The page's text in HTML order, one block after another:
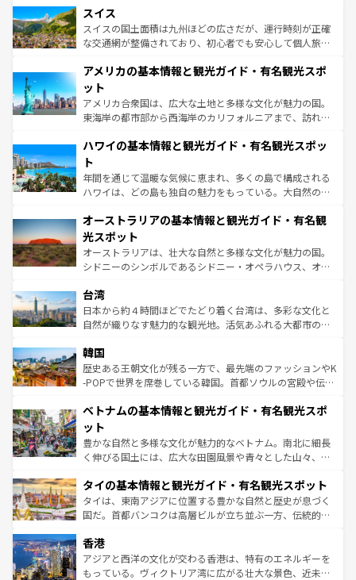
を参照してほしい。
は、お酒好きな人にはぜひ体験してほしい。 なお、新着の
ドイツ情報はコンテンツ一覧を参照してほしい。
リアごとに異なる魅力がある。また、優雅なアフタヌーン
ティー、ビール好きにはたまらない英国パブ、サッカー観
戦など、本場だからこそできる体験も豊富。イギリスを旅
ンツ一覧を参照してほしい。
スイス
スイスの国土面積は九州ほどの広さだが、運行時刻が正確
な交通網が整備されており、初心者でも安心して個人旅行
の建物がそのまま残る町や、スイスならではのユニークな
博物館もあり、アルプス観光だけでなく町歩きも満喫する
ことができる。国民の所得が高いため物価も高いが、旅行
者向けの交通パス提供のサービスもあり、うまく活用すれ
着のスイス情報はコンテンツ一覧を参照してほしい。
アメリカの基本情報と観光ガイド・有名観光スポ
ット
アメリカ合衆国は、広大な土地と多様な文化が魅力の国。
東海岸の都市部から西海岸のカリフォルニアまで、訪れる
のような巨大都市は、観光、ショッピング、エンターテイ
ンメントが詰まった刺激的なスポットだ。一方、アメリカ
西部には大自然が広がり、グランドキャニオンやイエロー
ストーン国立公園といった絶景が堪能できる。さらに、南
文化が魅力。旅行者はアメリカの各地域で異なる魅力を楽
しみながら、その多様性と豊かな歴史を感じることができ
るだろう。車でのロードトリップや列車の旅も、アメリカ
ならではの贅沢な旅のスタイルだ。 なお、新着のアメリカ
情報は コンテンツ一覧 を参照してほしい。
ハワイの基本情報と観光ガイド・有名観光スポッ
ト
年間を通じて温暖な気候に恵まれ、多くの島で構成される
ハワイは、どの島も独自の魅力をもっている。大自然の神
ワイ島は見逃せない。また、定番の観光地といえばオアフ
島だが、静かな自然を求めるならマウイ島やカウアイ島が
おすすめ。エメラルドグリーンに輝く海をはじめ、豊かな
文化や歴史が息づいている。「アロハスピリット」と呼ば
人々、おいしいローカルフードやハワイアンミュージッ
ク、伝統的なフラダンスなど、すべてがハワイの魅力を彩
っている。訪れるたびに新しい発見と感動が待っているハ
はコンテンツ一覧
オーストラリアの基本情報と観光ガイド・有名観
光スポット
オーストラリアは、壮大な自然と多様な文化が魅力の国。
シドニーのシンボルであるシドニー・オペラハウス、オー
リアリーフや大陸中央部にそびえるウルル（エアーズロッ
ク）、タスマニアの美しい原生林やケアンズの熱帯雨林な
ど、見どころがたくさん。また、カフェやワイン、オージ
いる。アクティビティも充実しており、サーフィンやダイ
ビング、ハイキングなど、アウトドア好きにはたまらな
い。オーストラリアの多彩な魅力を存分に味わいつくそ
参照してほしい。
台湾
日本から約４時間ほどでたどり着く台湾は、多彩な文化と
自然が織りなす魅力的な観光地。活気あふれる大都市の台
ン）、静ひつな山岳地帯である台湾東部など、都市の喧騒
と山間の静けさが共存しており、訪れる人に新しい発見と
驚きをもたらしてくれる。また、奥深い台湾の食文化も魅
容にもいいと評判のスイーツなど、バラエティ豊かな料理
照してほしい。
韓国
歴史ある王朝文化が残る一方で、最先端のファッションやK
-POPで世界を席巻している韓国。首都ソウルの宮殿や伝統
き、地方に足を延ばせば四季折々の自然美を楽しむことが
できる。そして、キムチや焼肉、絶品のストリートフード
まで、さまざまな韓国料理が待っている。夜には、韓国な
らではのナイトライフも堪能できる。あたたかいホスピタ
わってみてほしい。 なお、新着の韓国情報はコンテンツ一
覧 を参照してほしい。
ベトナムの基本情報と観光ガイド・有名観光スポ
ット
豊かな自然と多様な文化が魅力的なベトナム。南北に細長
く伸びる国土には、広大な田園風景や青々とした山々、世
急速な発展と共に伝統が息づく。ハノイの古い町並みやホ
ーチミン市のフランス統治時代の建物も、独特の雰囲気を
醸し出している。また、バラエティの豊かさとおいしさで
とつ。フォーやバインミー、ベトナムコーヒーなどは、ぜ
ひ現地で味わいたい。どの地域を訪れてもあたたかい人々
が旅行者を迎えてくれるので、きっと忘れられない旅にな
タイの基本情報と観光ガイド・有名観光スポット
タイは、東南アジアに位置する豊かな自然と歴史が息づく
国だ。首都バンコクは高層ビルが立ち並ぶ一方、伝統的な
の活気が交差している。北部ではチェンマイなどの山岳地
帯で自然と触れ合い、南部ではプーケットやクラビの美し
いビーチでリゾート気分を楽しむことができる。タイ料理
香港
アジアと西洋の文化が交わる香港は、特有のエネルギーを
もっている。ヴィクトリア湾に広がる壮大な景色、近未来